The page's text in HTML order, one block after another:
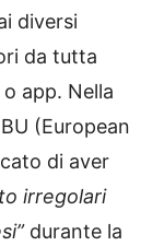
diversi
da tutta
app. Nella
(European
di aver
irregolari
durante la